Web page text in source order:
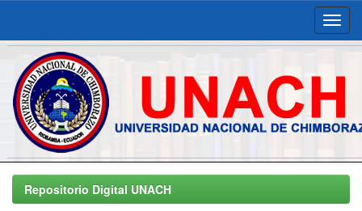
Skip
navigationRepositorio Digital UNACH